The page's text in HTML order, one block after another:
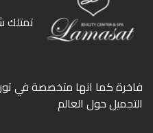
ﻓﺎﺧﺮة كما انها ﻣﺘﺨﺼﺼﺔ ﻓﻲ
اﻟﺘﺠﻤﻴﻞ ﺣﻮل اﻟﻌﺎﻟﻢ